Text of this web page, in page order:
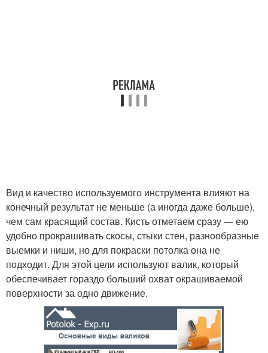
Вид и качество используемого инструмента влияют на
конечный результат не меньше (а иногда даже больше),
чем сам красящий состав. Кисть отметаем сразу — ею
удобно прокрашивать скосы, стыки стен, разнообразные
выемки и ниши, но для покраски потолка она не
подходит. Для этой цели используют валик, который
обеспечивает гораздо больший охват окрашиваемой
поверхности за одно движение.